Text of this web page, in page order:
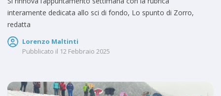
interamente dedicata allo sci di fondo, Lo spunto di Zorro,
redatta
Lorenzo Maltinti
Pubblicato il 12 Febbraio 2025